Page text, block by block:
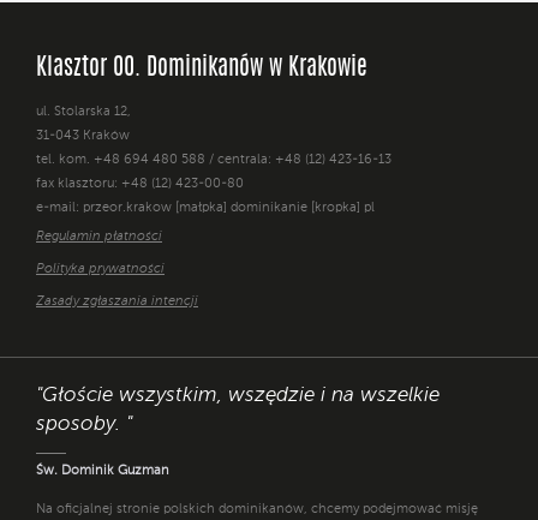
Klasztor OO. Dominikanów w Krakowie
ul. Stolarska 12,
31-043 Kraków
tel. kom. +48 694 480 588 / centrala: +48 (12) 423-16-13
fax klasztoru: +48 (12) 423-00-80
e-mail: przeor.krakow [małpka] dominikanie [kropka] pl
Regulamin płatności
Polityka prywatności
Zasady zgłaszania intencji
"Głoście wszystkim, wszędzie i na wszelkie
sposoby. "
Św. Dominik Guzman
Na oficjalnej stronie polskich dominikanów, chcemy podejmować misję